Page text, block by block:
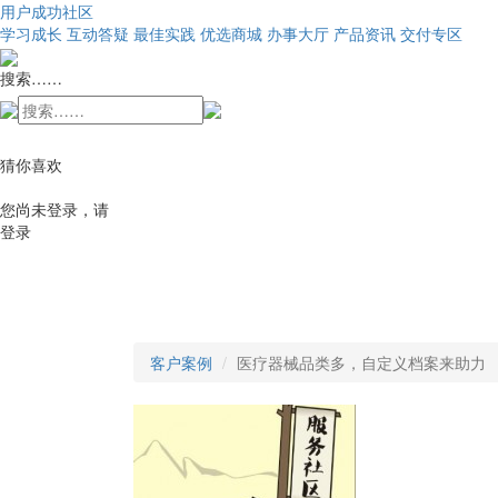
用户成功社区
学习成长 互动答疑 最佳实践 优选商城 办事大厅 产品资讯 交付专区
搜索……
猜你喜欢
您尚未登录，请
登录
客户案例 医疗器械品类多，自定义档案来助力